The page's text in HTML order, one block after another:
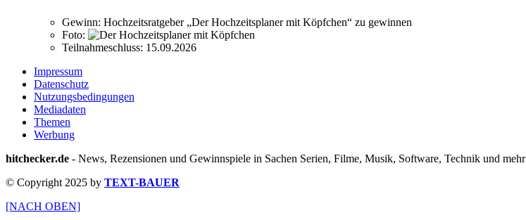
Gewinn: Hochzeitsratgeber „Der Hochzeitsplaner mit Köpfchen“ zu gewinnen
Foto:
Teilnahmeschluss: 15.09.2026
Impressum
Datenschutz
Nutzungsbedingungen
Mediadaten
Themen
Werbung
hitchecker.de - News, Rezensionen und Gewinnspiele in Sachen Serien, Filme, Musik, Software, Technik und mehr
© Copyright 2025 by TEXT-BAUER
[NACH OBEN]